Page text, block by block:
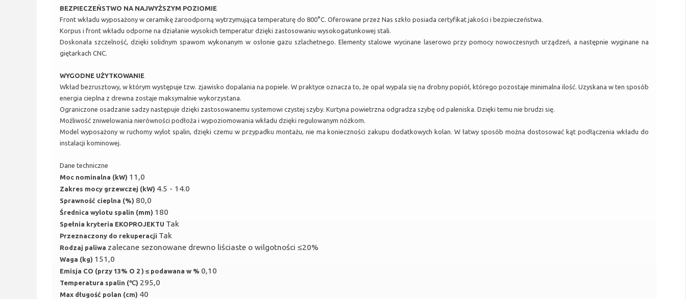
BEZPIECZEŃSTWO NA NAJWYŻSZYM POZIOMIE
Front wkładu wyposażony w ceramikę żaroodporną wytrzymująca temperaturę do 800°C. Oferowane przez Nas szkło posiada certyfikat jakości i bezpieczeństwa.
Korpus i front wkładu odporne na działanie wysokich temperatur dzięki zastosowaniu wysokogatunkowej stali.
Doskonała szczelność, dzięki solidnym spawom wykonanym w osłonie gazu szlachetnego. Elementy stalowe wycinane laserowo przy pomocy nowoczesnych urządzeń, a następnie wyginane na
giętarkach CNC.
WYGODNE UŻYTKOWANIE
Wkład bezrusztowy, w którym występuje tzw. zjawisko dopalania na popiele. W praktyce oznacza to, że opał wypala się na drobny popiół, którego pozostaje minimalna ilość. Uzyskana w ten sposób
energia cieplna z drewna zostaje maksymalnie wykorzystana.
Ograniczone osadzanie sadzy następuje dzięki zastosowanemu systemowi czystej szyby. Kurtyna powietrzna odgradza szybę od paleniska. Dzięki temu nie brudzi się.
Możliwość zniwelowania nierówności podłoża i wypoziomowania wkładu dzięki regulowanym nóżkom.
Model wyposażony w ruchomy wylot spalin, dzięki czemu w przypadku montażu, nie ma konieczności zakupu dodatkowych kolan. W łatwy sposób można dostosować kąt podłączenia wkładu do
instalacji kominowej.
Dane techniczne
Moc nominalna (kW) 11,0
Zakres mocy grzewczej (kW) 4.5 - 14.0
Sprawność cieplna (%) 80,0
Średnica wylotu spalin (mm) 180
Spełnia kryteria EKOPROJEKTU Tak
Przeznaczony do rekuperacji Tak
Rodzaj paliwa zalecane sezonowane drewno liściaste o wilgotności ≤20%
Waga (kg) 151,0
Emisja CO (przy 13% O 2 ) ≤ podawana w % 0,10
Temperatura spalin (℃) 295,0
Max długość polan (cm) 40